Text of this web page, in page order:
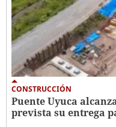
CONSTRUCCIÓN
Puente Uyuca
prevista su entrega